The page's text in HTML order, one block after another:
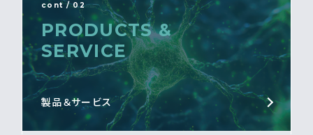
cont / 02
PRODUCTS &
SERVICE
製品＆サービス